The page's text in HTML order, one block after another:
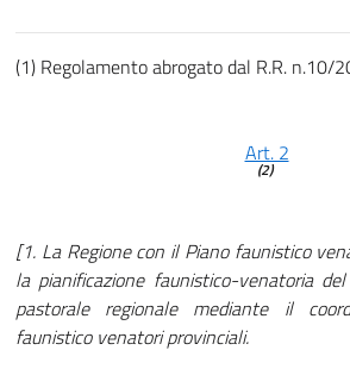
(1) Regolamento abrogato dal R.R. n.10/
Art. 2
(2)
[1. La Regione con il Piano faunistico
la pianificazione faunistico-venatoria
pastorale regionale mediante il
faunistico venatori provinciali.